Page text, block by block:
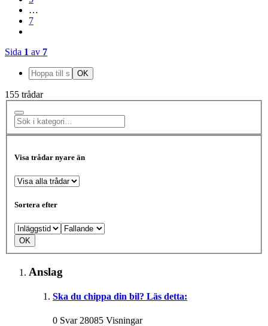
…
7
Sida 1 av 7
155 trådar
Visa trådar nyare än
Sortera efter
Anslag
Ska du chippa din bil? Läs detta:
0 Svar 28085 Visningar